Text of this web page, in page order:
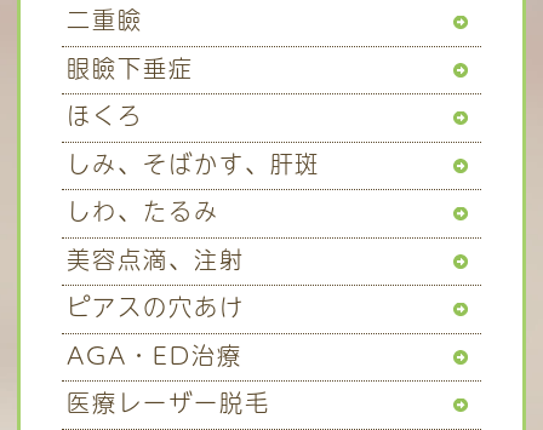
二重瞼
眼瞼下垂症
ほくろ
しみ、そばかす、肝斑
しわ、たるみ
美容点滴、注射
ピアスの穴あけ
AGA・ED治療
医療レーザー脱毛